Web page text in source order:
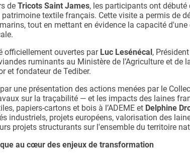
de Tricots Saint James, les participants ont
textile français. Cette visite a permis de
tout en mettant en évidence la capacité
officiellement ouvertes parLuc Lesénécal,
ruminants au Ministère de l’Agriculture et de
et fondateur de Tediber.
une présentation des actions menées par le
sur la traçabilité — et les impacts des laines
papiers-cartons et bois à l’ADEME et Delphine
industriels, projets européens, valorisation des
projets structurants sur l'ensemble du territoire
au cœur des enjeux de transformation